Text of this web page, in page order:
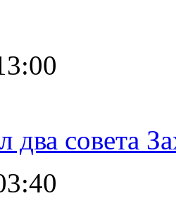
два совета